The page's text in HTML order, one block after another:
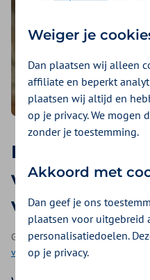
vocht in de
verminderen
Geplaatst op 2 december 2024
voor jou| 3 minuten lezen
Weiger je
Dan plaatsen wij alleen
affiliate en beperkt
plaatsen wij altijd en
op je privacy. We mogen
zonder je toestemming.
Akkoord met
Dan geef je ons
plaatsen voor uitgebreid
personalisatiedoelen.
op je privacy.